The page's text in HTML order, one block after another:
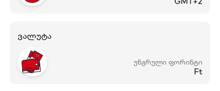
ვალუტა
უნგრული ფორინტი
Ft‎